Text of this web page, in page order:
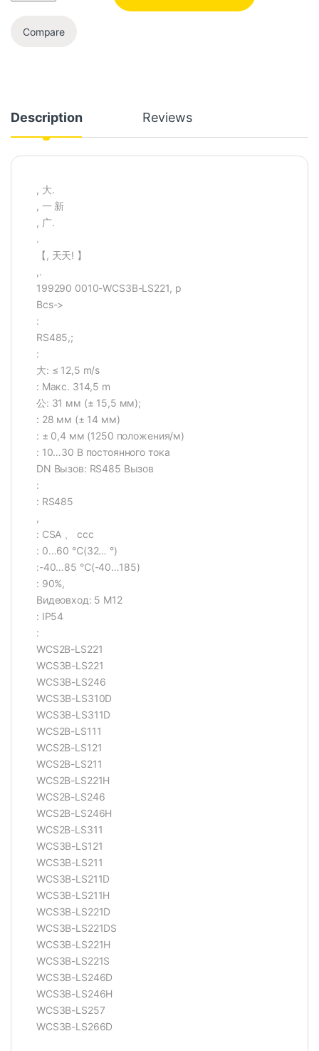
Compare
Description Reviews
, 大.
, 一 新
, 广.
.
【, 天天! 】
,.
199290 0010-WCS3B-LS221, p
Вcs->
:
RS485,;
:
大: ≤ 12,5 m/s
: Макс. 314,5 m
公: 31 мм (± 15,5 мм);
: 28 мм (± 14 мм)
: ± 0,4 мм (1250 положения/м)
: 10…30 В постоянного тока
DN Вызов: RS485 Вызов
:
: RS485
,
: CSA 、 ccc
: 0…60 ℃(32… °)
:-40…85 ℃(-40…185)
: 90%,
Видеовход: 5 M12
: IP54
:
WCS2B-LS221
WCS3B-LS221
WCS3B-LS246
WCS3B-LS310D
WCS3B-LS311D
WCS2B-LS111
WCS2B-LS121
WCS2B-LS211
WCS2B-LS221H
WCS2B-LS246
WCS2B-LS246H
WCS2B-LS311
WCS3B-LS121
WCS3B-LS211
WCS3B-LS211D
WCS3B-LS211H
WCS3B-LS221D
WCS3B-LS221DS
WCS3B-LS221H
WCS3B-LS221S
WCS3B-LS246D
WCS3B-LS246H
WCS3B-LS257
WCS3B-LS266D